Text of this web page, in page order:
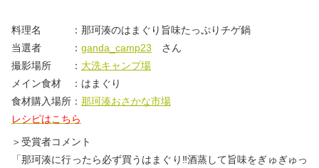
料理名 ：那珂湊のはまぐり旨味たっぷりチゲ鍋
当選者 ： ganda_camp23 さん
撮影場所 ： 大洗キャンプ場
メイン食材 ：はまぐり
食材購入場所： 那珂湊おさかな市場
レシピはこちら
＞受賞者コメント
「那珂湊に行ったら必ず買うはまぐり‼︎酒蒸して旨味をぎゅぎゅっ